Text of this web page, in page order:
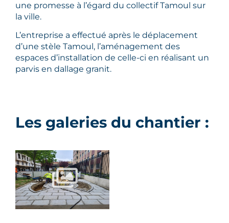
une promesse à l’égard du collectif Tamoul sur
la ville.
L’entreprise a effectué après le déplacement
d’une stèle Tamoul, l’aménagement des
espaces d’installation de celle-ci en réalisant un
parvis en dallage granit.
Les galeries du chantier :